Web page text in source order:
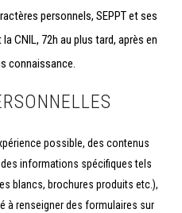
personnels, SEPPT et ses
CNIL, 72h au plus tard, après en
connaissance.
possible, des contenus
informations spécifiques tels
blancs, brochures produits etc.),
à renseigner des formulaires sur